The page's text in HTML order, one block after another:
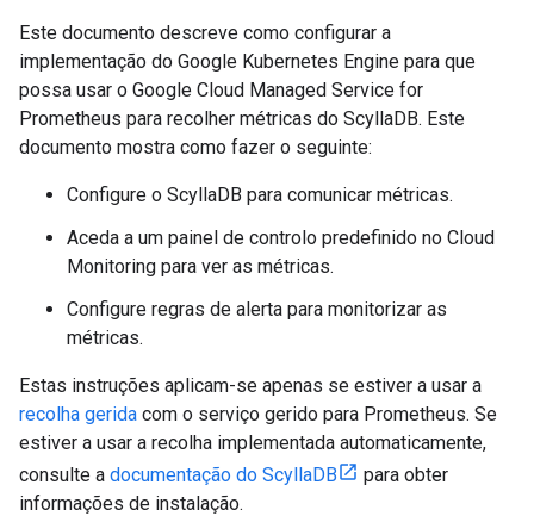
Este documento descreve como configurar a
implementação do Google Kubernetes Engine para que
possa usar o Google Cloud Managed Service for
Prometheus para recolher métricas do ScyllaDB. Este
documento mostra como fazer o seguinte:
Configure o ScyllaDB para comunicar métricas.
Aceda a um painel de controlo predefinido no Cloud
Monitoring para ver as métricas.
Configure regras de alerta para monitorizar as
métricas.
Estas instruções aplicam-se apenas se estiver a usar a
recolha gerida com o serviço gerido para Prometheus. Se
estiver a usar a recolha implementada automaticamente,
consulte a documentação do ScyllaDB
para obter
informações de instalação.